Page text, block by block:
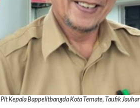
Plt Kepala Bappelitbangda Kota Ternate, Taufik Jauhar